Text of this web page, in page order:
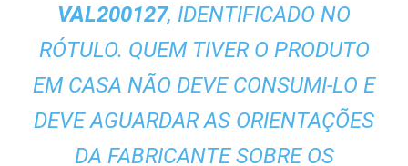
VAL200127, IDENTIFICADO NO
RÓTULO. QUEM TIVER O PRODUTO
EM CASA NÃO DEVE CONSUMI-LO E
DEVE AGUARDAR AS ORIENTAÇÕES
DA FABRICANTE SOBRE OS